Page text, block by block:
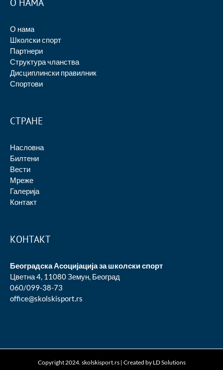
О НАМА
О нама
Школски спорт
Партнери
Структура чланства
Дисциплински правилник
Спортови
СТРАНЕ
Насловна
Билтени
Вести
Мреже
Галерија
Контакт
КОНТАКТ
Београдска Асоцијација за школски спорт
Цветна 4, 11080 Земун, Београд
060/099-38-73
office@skolskisport.rs
Copyright 2024. skolskisport.rs | Created by LD Solutions